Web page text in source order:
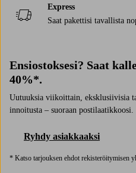
Express
Saat pakettisi tavallista
Ensiostoksesi? Saat
40%*.
Uutuuksia viikoittain, eksklusiivisia
innoitusta – suoraan postilaatikkoosi.
Ryhdy asiakkaaksi
* Katso tarjouksen ehdot rekisteröitymisen